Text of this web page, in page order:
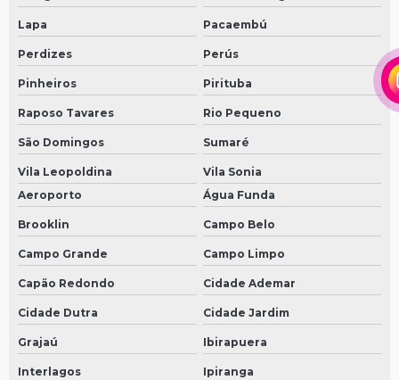
Lapa Pacaembú
Perdizes Perús
Pinheiros Pirituba
Raposo Tavares Rio Pequeno
São Domingos Sumaré
Vila Leopoldina
Vila Sonia
Aeroporto
Água Funda
Brooklin Campo Belo
Campo Grande Campo Limpo
Capão Redondo Cidade Ademar
Cidade Dutra Cidade Jardim
Grajaú Ibirapuera
Interlagos Ipiranga